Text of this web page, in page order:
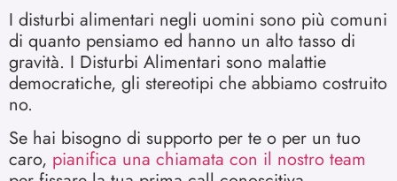
I disturbi alimentari negli uomini sono più comuni
di quanto pensiamo ed hanno un alto tasso di
gravità. I Disturbi Alimentari sono malattie
democratiche, gli stereotipi che abbiamo costruito
no.
Se hai bisogno di supporto per te o per un tuo
caro, pianifica una chiamata con il nostro team